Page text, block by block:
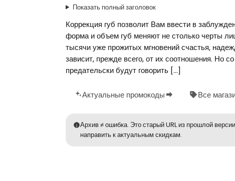
Показать полный заголовок
Коррекция губ позволит Вам ввести в
форма и объем губ меняют не столько черты
тысячи уже прожитых мгновений счастья,
зависит, прежде всего, от их соотношения. Но
предательски будут говорить […]
Актуальные промокоды Все
Архив ≠ ошибка. Это старый URL из прошлой
направить к актуальным скидкам.